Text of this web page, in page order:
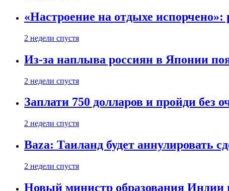
«Настроение на отдыхе
2 недели спустя
Из-за наплыва россиян в Японии
2 недели спустя
Заплати 750 долларов и пройди без
2 недели спустя
Baza: Таиланд будет аннулировать
2 недели спустя
Новый министр образования Индии